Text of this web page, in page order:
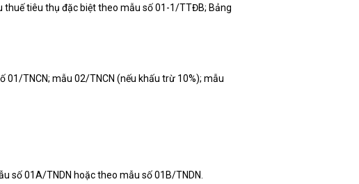
thuế tiêu thụ đặc biệt theo mẫu số 01-1/TTĐB; Bảng
TNCN; mẫu 02/TNCN (nếu khấu trừ 10%); mẫu
số 01A/TNDN hoặc theo mẫu số 01B/TNDN.